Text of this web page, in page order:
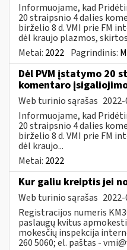
Informuojame, kad
20 straipsnio 4 dalies
birželio 8 d. VMI prie FM
dėl kraujo plazmos,
Metai: 2022 Pagrindinis:
Dėl PVM įstatymo 20
komentaro
Web turinio sąrašas
Informuojame, kad
20 straipsnio 4 dalies
birželio 8 d. VMI prie FM
dėl kraujo...
Metai: 2022
Kur galiu kreiptis jei
Web turinio sąrašas
Registracijos numeris
paslaugų kvitus
mokesčių inspekcija
260 5060; el. paštas -